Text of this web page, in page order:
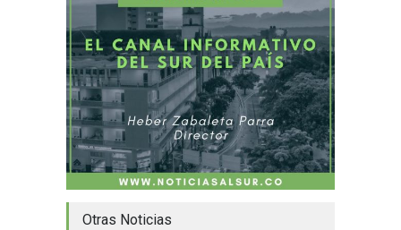
Otras Noticias